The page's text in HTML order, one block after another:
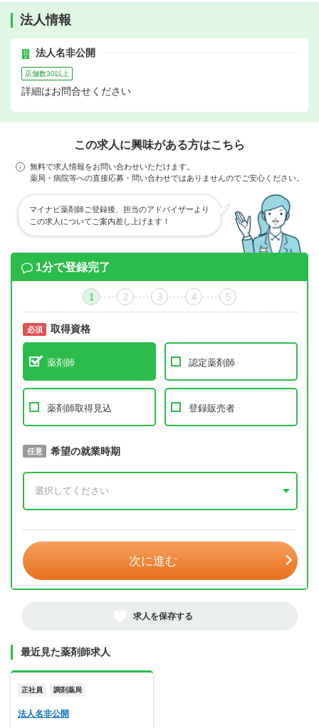
法人情報
法人名非公開
店舗数30以上
詳細はお問合せください
この求人に興味がある方はこちら
無料で求人情報をお問い合わせいただけます。
薬局・病院等への直接応募・問い合わせではありませんのでご安心ください。
マイナビ薬剤師ご登録後、担当のアドバイザーより
この求人についてご案内差し上げます！
1分で登録完了
1 2 3 4 5
必須 取得資格
薬剤師 認定薬剤師
薬剤師取得見込 登録販売者
必須 取得予定年
任意 希望の就業時期
次に進む
求人を保存する
最近見た薬剤師求人
正社員 調剤薬局
法人名非公開